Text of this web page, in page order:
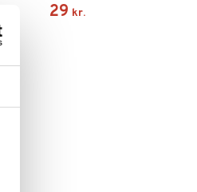
29 kr.